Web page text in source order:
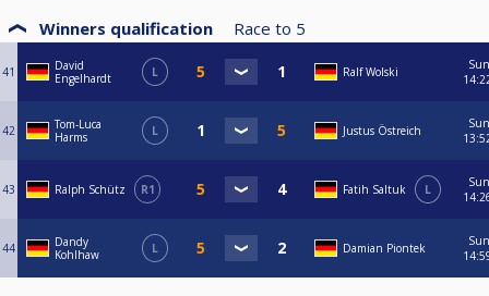
Winners qualification Race to 5
41
David
Engelhardt
L Ralf Wolski
Sun
42
Tom-Luca
Harms
L Justus Östreich
Sun
43 Ralph Schütz R1 Fatih Saltuk L
Sun
44
Dandy
Kohlhaw
L Damian Piontek
Sun